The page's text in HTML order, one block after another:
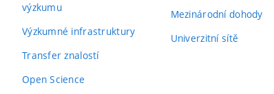
výzkumu
Výzkumné infrastruktury
Transfer znalostí
Open Science
Mezinárodní dohody
Univerzitní sítě